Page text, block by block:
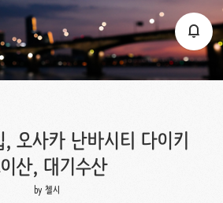
오사카 난바시티 다이키
산, 대기수산
by 첼시